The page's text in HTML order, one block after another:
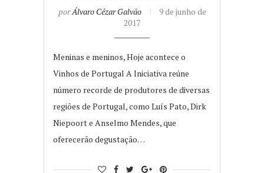
porÁlvaro Cézar Galvão
9 de junho de
2017
Meninas e meninos, Hoje acontece o
Vinhos de Portugal A Iniciativa reúne
número recorde de produtores de diversas
regiões de Portugal, como Luís Pato, Dirk
Niepoort e Anselmo Mendes, que
oferecerão degustação…